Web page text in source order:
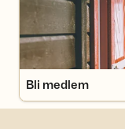
Bli medlem